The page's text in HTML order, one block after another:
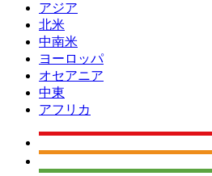
アジア
北米
中南米
ヨーロッパ
オセアニア
中東
アフリカ